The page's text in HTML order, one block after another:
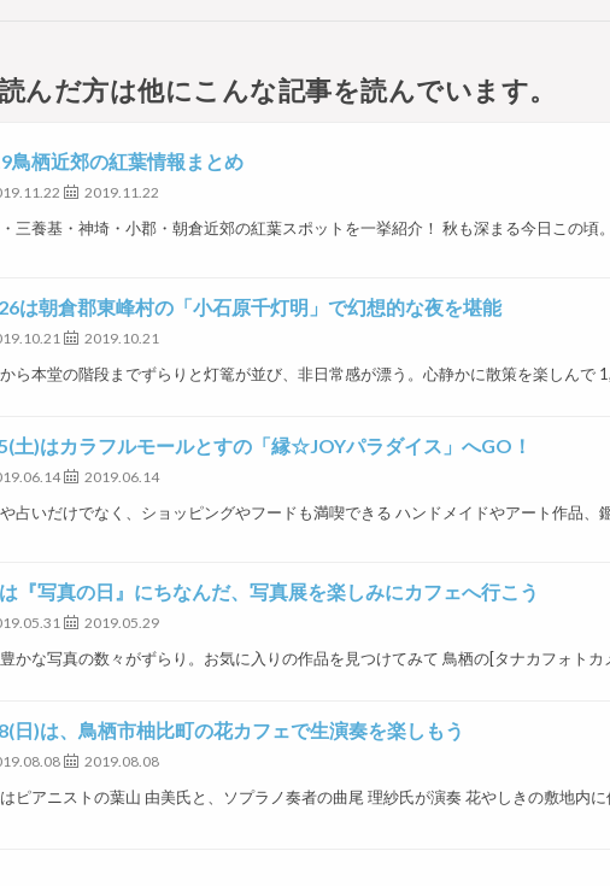
んだ方は他にこんな記事を読んでいます。
鳥栖近郊の紅葉情報まとめ
2019.11.22
三養基・神埼・小郡・朝倉近郊の紅葉スポットを一挙紹介！ 秋も深まる今日この頃
は朝倉郡東峰村の「小石原千灯明」で幻想的な夜を堪能
2019.10.21
ら本堂の階段までずらりと灯篭が並び、非日常感が漂う。心静かに散策を楽しんで
土)はカラフルモールとすの「縁☆JOYパラダイス」へGO！
2019.06.14
占いだけでなく、ショッピングやフードも満喫できる ハンドメイドやアート作品、
『写真の日』にちなんだ、写真展を楽しみにカフェへ行こう
2019.05.29
かな写真の数々がずらり。お気に入りの作品を見つけてみて 鳥栖の[タナカフォト
日)は、鳥栖市柚比町の花カフェで生演奏を楽しもう
2019.08.08
ピアニストの葉山 由美氏と、ソプラノ奏者の曲尾 理紗氏が演奏 花やしきの敷地内